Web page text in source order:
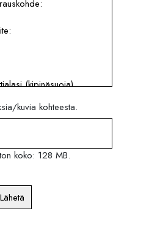
kuvia kohteesta.
koko: 128 MB.
Lähetä